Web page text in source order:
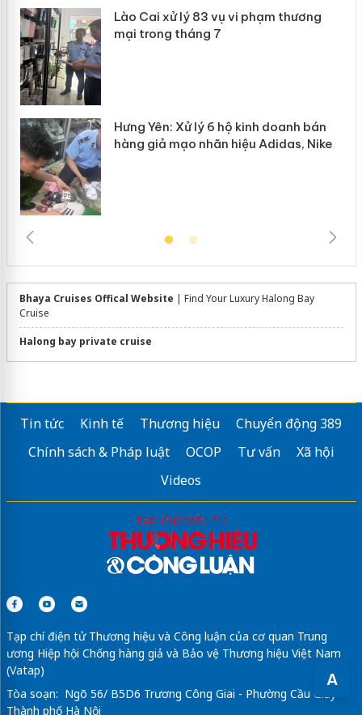
A
Lào Cai xử lý 83 vụ vi phạm thương
mại trong tháng 7
Hưng Yên: Xử lý 6 hộ kinh doanh bán
hàng giả mạo nhãn hiệu Adidas, Nike
Bhaya Cruises Offical Website | Find Your Luxury Halong Bay
Cruise
Halong bay private cruise
Tin tức Kinh tế Thương hiệu
Chuyển động 389
Chính sách & Pháp luật
OCOP Tư vấn
Xã hội
Videos
Tạp chí điện tử Thương hiệu và Công luận của cơ quan Trung
ương Hiệp hội Chống hàng giả và Bảo vệ Thương hiệu Việt Nam
(Vatap)
Tòa soạn: Ngõ 56/ B5D6 Trương Công Giai - Phường Cầu Giấy -
Thành phố Hà Nội